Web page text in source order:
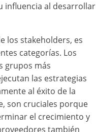
influencia al desarrollar
los stakeholders, es
categorías. Los
grupos más
las estrategias
al éxito de la
son cruciales porque
el crecimiento y
también